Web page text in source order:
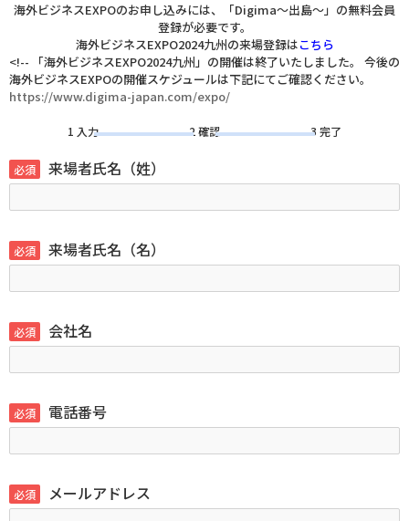
海外ビジネスEXPOのお申し込みには、「Digima〜出島〜」の無料会員
登録が必要です。
海外ビジネスEXPO2024九州の来場登録はこちら
<!-- 「海外ビジネスEXPO2024九州」の開催は終了いたしました。 今後の
海外ビジネスEXPOの開催スケジュールは下記にてご確認ください。
https://www.digima-japan.com/expo/
1 入力 2 確認 3 完了
必須 来場者氏名（姓）
必須 来場者氏名（名）
必須 会社名
必須 電話番号
必須 メールアドレス